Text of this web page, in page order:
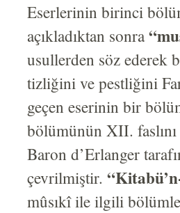
Eserlerinin birinci
açıkladıktan sonra
usullerden söz ederek
tizliğini ve pestliğini
geçen eserinin bir
bölümünün XII.
Baron d’Erlanger
çevrilmiştir.
mûsıkî ile ilgili